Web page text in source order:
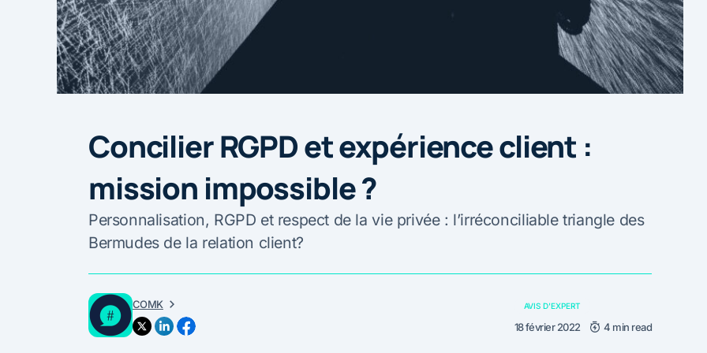
Concilier RGPD et expérience client :
mission impossible ?
Personnalisation, RGPD et respect de la vie privée : l’irréconciliable triangle des
Bermudes de la relation client?
COMK AVIS D'EXPERT
18 février 2022 4 min read